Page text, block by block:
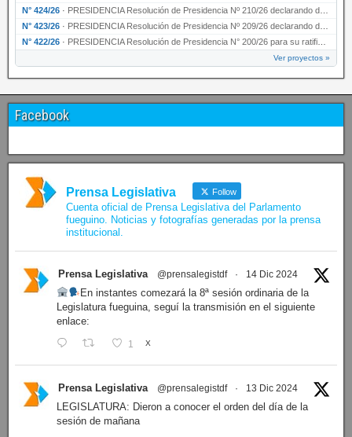
N° 424/26 · PRESIDENCIA Resolución de Presidencia Nº 210/26 declarando de interés provincial el proyec…
N° 423/26 · PRESIDENCIA Resolución de Presidencia Nº 209/26 declarando de interés provincial la presen…
N° 422/26 · PRESIDENCIA Resolución de Presidencia N° 200/26 para su ratificación.
Ver proyectos »
Facebook
Prensa Legislativa Follow
Cuenta oficial de Prensa Legislativa del Parlamento
fueguino. Noticias y fotografías generadas por la prensa
institucional.
Prensa Legislativa @prensalegistdf · 14 Dic 2024
En instantes comezará la 8ª sesión ordinaria de la
Legislatura fueguina, seguí la transmisión en el siguiente
enlace:
1 X
Prensa Legislativa @prensalegistdf · 13 Dic 2024
LEGISLATURA: Dieron a conocer el orden del día de la
sesión de mañana